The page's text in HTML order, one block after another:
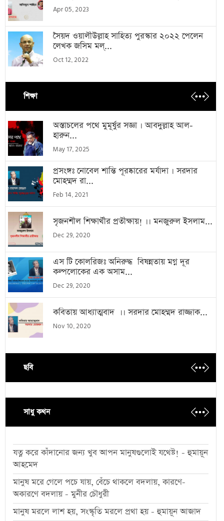
Apr 05, 2023
সৈয়দ ওয়ালীউল্লাহ সাহিত্য পুরস্কার ২০২২ পেলেন
লেখক জসিম মল্...
Oct 12, 2022
শিক্ষা
অস্তাচলের পথে মুমূর্ষুর সজ্ঞা । আবদুল্লাহ আল-
হারুন...
May 17, 2025
প্রসংঙ্গঃ নোবেল শান্তি পূরষ্কারের মর্যাদা । সরদার
মোহম্মদ রা...
Feb 14, 2021
সৃজনশীল শিক্ষার্থীর প্রতীক্ষায়! ।। মনজুরুল ইসলাম...
Dec 29, 2020
এস টি কোলরিজঃ অনিরুদ্ধ বিষন্নতায় মগ্ন দূর
কল্পলোকের এক অসাম...
Dec 29, 2020
কবিতায় আধ্যাত্মবাদ ।। সরদার মোহম্মদ রাজ্জাক...
Nov 10, 2020
ছবি
সাধু কথন
যত্ন করে কাঁদানোর জন্য খুব আপন মানুষগুলোই যথেষ্ট! - হুমায়ূন
আহমেদ
মানুষ মরে গেলে পচে যায়, বেঁচে থাকলে বদলায়, কারণে-
অকারণে বদলায় - মুনীর চৌধুরী
মানুষ মরলে লাশ হয়, সংস্কৃতি মরলে প্রথা হয় - হুমায়ূন আজাদ